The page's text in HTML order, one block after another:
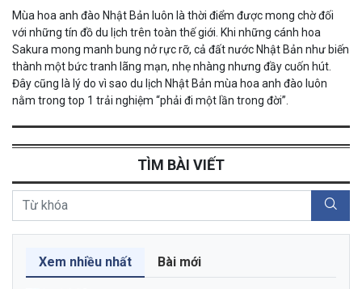
Mùa hoa anh đào Nhật Bản luôn là thời điểm được mong chờ đối
với những tín đồ du lịch trên toàn thế giới. Khi những cánh hoa
Sakura mong manh bung nở rực rỡ, cả đất nước Nhật Bản như biến
thành một bức tranh lãng mạn, nhẹ nhàng nhưng đầy cuốn hút.
Đây cũng là lý do vì sao du lịch Nhật Bản mùa hoa anh đào luôn
nằm trong top 1 trải nghiệm “phải đi một lần trong đời”.
TÌM BÀI VIẾT
Xem nhiều nhất Bài mới